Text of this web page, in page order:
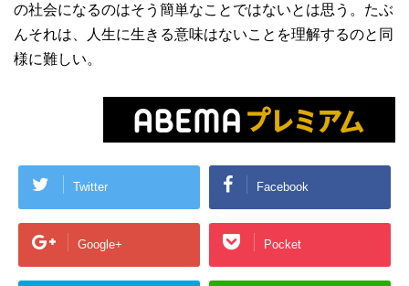
の社会になるのはそう簡単なことではないとは思う。たぶ
んそれは、人生に生きる意味はないことを理解するのと同
様に難しい。
Twitter Facebook
Google+ Pocket